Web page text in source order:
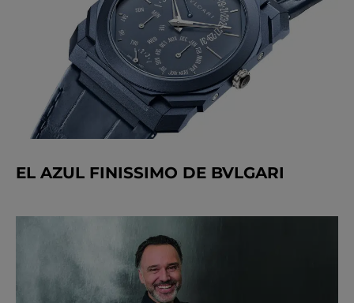
EL AZUL FINISSIMO DE BVLGARI